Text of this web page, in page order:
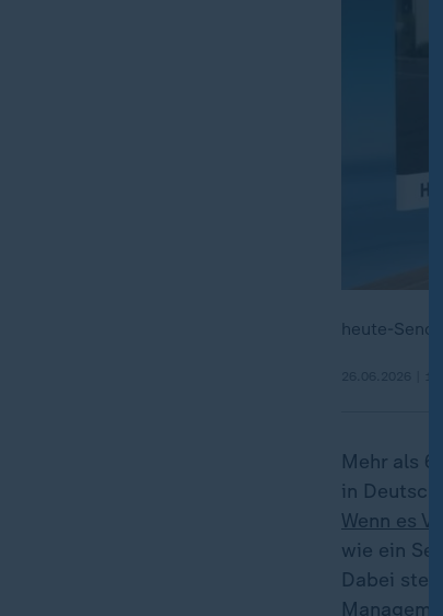
heute-
26.06.2026 |
Mehr als
in
Wenn es
wie ein
Dabei